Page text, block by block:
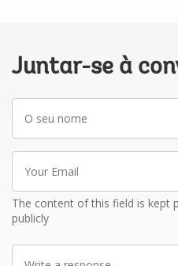
Juntar-se à
seu
Email
The content of this field is kept
publicly